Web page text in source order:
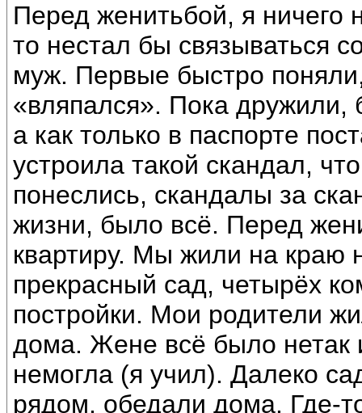
Перед женитьбой, я ничего
то нестал бы связываться
муж. Первые быстро
«вляпался». Пока дружили,
а как только в паспорте
устроила такой скандал,
понеслись, скандалы за
жизни, было всё. Перед
квартиру. Мы жили на краю
прекрасный сад, четырёх
постройки. Мои родители
дома. Жене всё было нетак
немогла (я учил). Далеко
рядом, обедали дома. Где-